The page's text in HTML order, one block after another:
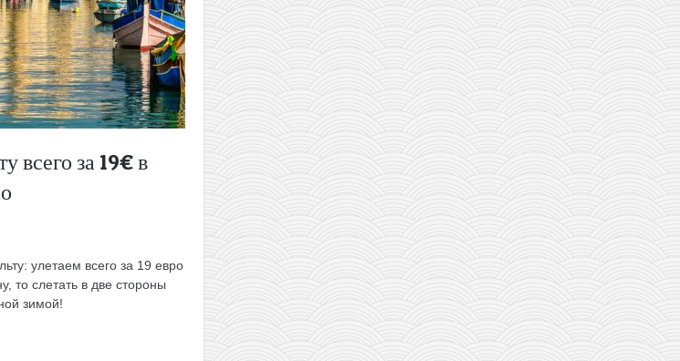
всего за 19€ в
улетаем всего за 19 евро
то слетать в две стороны
зимой!